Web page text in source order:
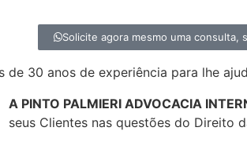
Solicite agora mesmo uma consulta,
de 30 anos de experiência para lhe
A PINTO PALMIERI ADVOCACIA
seus Clientes nas questões do Direito